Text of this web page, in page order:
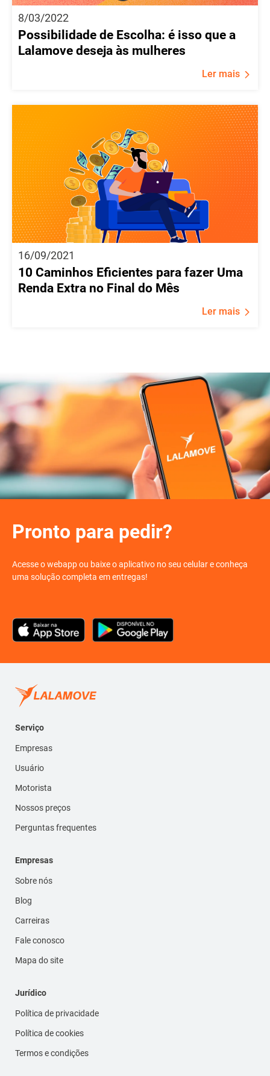
8/03/2022
Possibilidade de Escolha: é isso que a
Lalamove deseja às mulheres
Ler mais
16/09/2021
10 Caminhos Eficientes para fazer Uma
Renda Extra no Final do Mês
Ler mais
Pronto para pedir?
Acesse o webapp ou baixe o aplicativo no seu celular e conheça
uma solução completa em entregas!
Serviço
Empresas
Usuário
Motorista
Nossos preços
Perguntas frequentes
Empresas
Sobre nós
Blog
Carreiras
Fale conosco
Mapa do site
Jurídico
Política de privacidade
Política de cookies
Termos e condições